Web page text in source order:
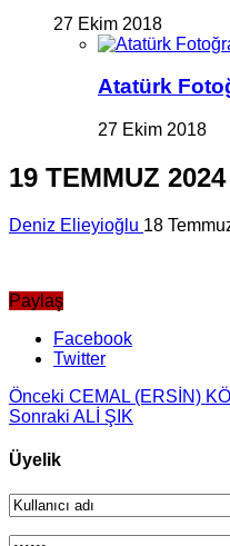
27 Ekim 2018
Atatürk
27 Ekim 2018
19 TEMMUZ 2024
Deniz Elieyioğlu 18
Paylaş
Facebook
Twitter
Önceki CEMAL (ERSİN)
Sonraki ALİ ŞIK
Üyelik